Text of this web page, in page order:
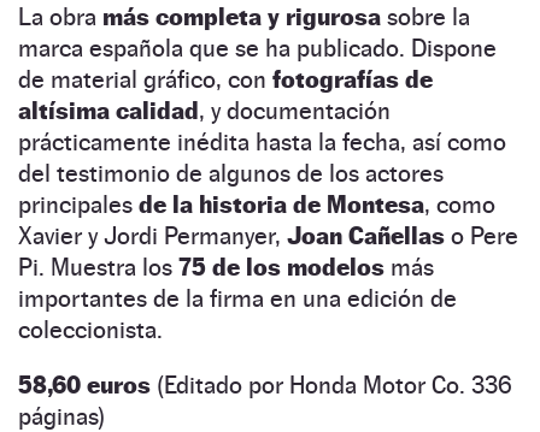
La obra más completa y rigurosa sobre la
marca española que se ha publicado. Dispone
de material gráfico, con fotografías de
altísima calidad, y documentación
prácticamente inédita hasta la fecha, así como
del testimonio de algunos de los actores
principales de la historia de Montesa, como
Xavier y Jordi Permanyer, Joan Cañellas o Pere
Pi. Muestra los 75 de los modelos más
importantes de la firma en una edición de
coleccionista.
58,60 euros (Editado por Honda Motor Co. 336
páginas)